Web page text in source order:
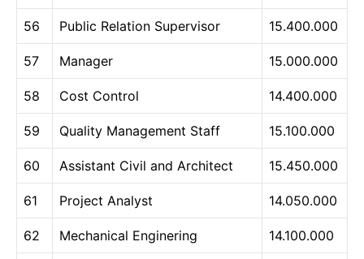
56 Public Relation Supervisor 15.400.000
57 Manager 15.000.000
58 Cost Control 14.400.000
59 Quality Management Staff 15.100.000
60 Assistant Civil and Architect 15.450.000
61 Project Analyst 14.050.000
62 Mechanical Enginering 14.100.000